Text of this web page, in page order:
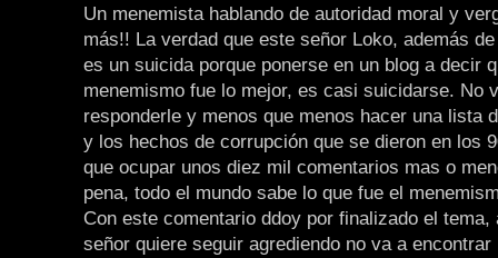
Un menemista hablando de autoridad moral y
más!! La verdad que este señor Loko, además
es un suicida porque ponerse en un blog a decir
menemismo fue lo mejor, es casi suicidarse. No
responderle y menos que menos hacer una lista
y los hechos de corrupción que se dieron en los
que ocupar unos diez mil comentarios mas o
pena, todo el mundo sabe lo que fue el
Con este comentario ddoy por finalizado el
señor quiere seguir agrediendo no va a